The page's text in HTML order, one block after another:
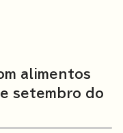
alimentos
setembro do